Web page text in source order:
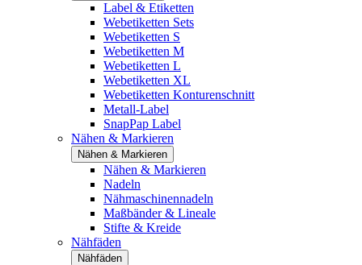
Label & Etiketten
Webetiketten Sets
Webetiketten S
Webetiketten M
Webetiketten L
Webetiketten XL
Webetiketten Konturenschnitt
Metall-Label
SnapPap Label
Nähen & Markieren
Nähen & Markieren
Nähen & Markieren
Nadeln
Nähmaschinennadeln
Maßbänder & Lineale
Stifte & Kreide
Nähfäden
Nähfäden